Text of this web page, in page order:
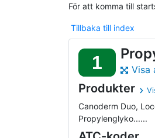
För att komma till
Tillbaka till index
1 Visa
Produkter
Canoderm Duo,
Propylenglyko......